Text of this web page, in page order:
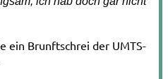
ein Brunftschrei der UMTS-